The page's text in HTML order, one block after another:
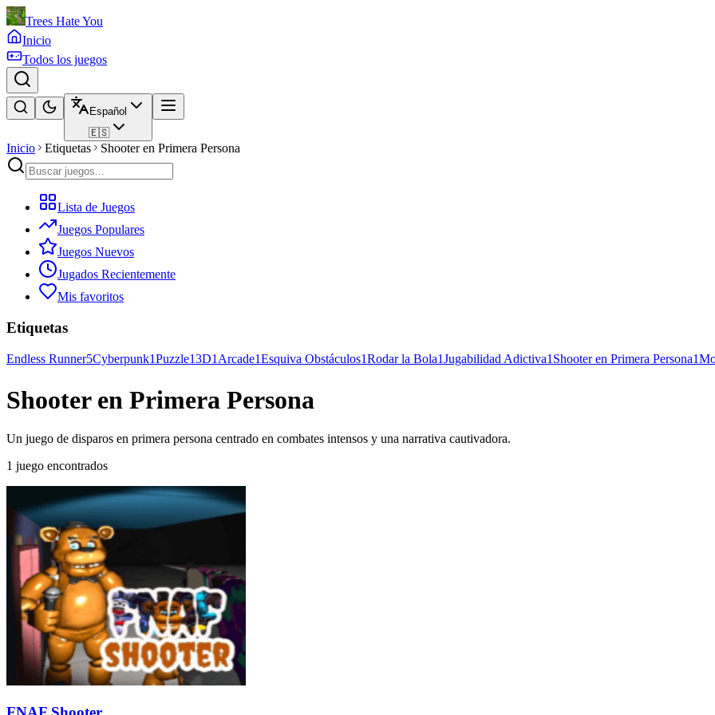
Trees Hate You
Inicio
Todos los juegos
Español
🇪🇸
Inicio Etiquetas Shooter en Primera Persona
Lista de Juegos
Juegos Populares
Juegos Nuevos
Jugados Recientemente
Mis favoritos
Etiquetas
Endless Runner5Cyberpunk1Puzzle13D1Arcade1Esquiva Obstáculos1Rodar la Bola1Jugabilidad Adictiva1Shooter en Primera Persona1
Shooter en Primera Persona
Un juego de disparos en primera persona centrado en combates intensos y una narrativa cautivadora.
1 juego encontrados